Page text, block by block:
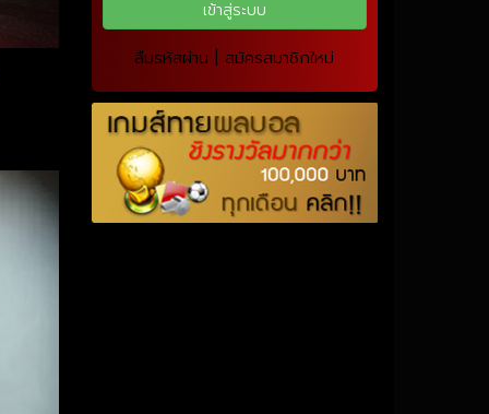
ลืมรหัสผ่าน | สมัครสมาชิกใหม่